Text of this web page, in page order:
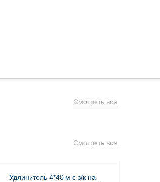
Смотреть все
Смотреть все
Удлинитель 4*40 м с з/к на